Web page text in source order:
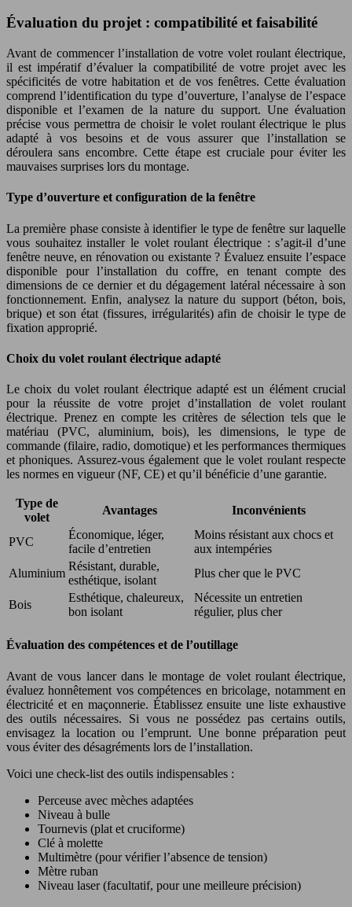
Évaluation du projet : compatibilité et faisabilité
Avant de commencer l’installation de votre volet roulant électrique,
il est impératif d’évaluer la compatibilité de votre projet avec les
spécificités de votre habitation et de vos fenêtres. Cette évaluation
comprend l’identification du type d’ouverture, l’analyse de l’espace
disponible et l’examen de la nature du support. Une évaluation
précise vous permettra de choisir le volet roulant électrique le plus
adapté à vos besoins et de vous assurer que l’installation se
déroulera sans encombre. Cette étape est cruciale pour éviter les
mauvaises surprises lors du montage.
Type d’ouverture et configuration de la fenêtre
La première phase consiste à identifier le type de fenêtre sur laquelle
vous souhaitez installer le volet roulant électrique : s’agit-il d’une
fenêtre neuve, en rénovation ou existante ? Évaluez ensuite l’espace
disponible pour l’installation du coffre, en tenant compte des
dimensions de ce dernier et du dégagement latéral nécessaire à son
fonctionnement. Enfin, analysez la nature du support (béton, bois,
brique) et son état (fissures, irrégularités) afin de choisir le type de
fixation approprié.
Choix du volet roulant électrique adapté
Le choix du volet roulant électrique adapté est un élément crucial
pour la réussite de votre projet d’installation de volet roulant
électrique. Prenez en compte les critères de sélection tels que le
matériau (PVC, aluminium, bois), les dimensions, le type de
commande (filaire, radio, domotique) et les performances thermiques
et phoniques. Assurez-vous également que le volet roulant respecte
les normes en vigueur (NF, CE) et qu’il bénéficie d’une garantie.
Type de
volet
Avantages Inconvénients
PVC
Économique, léger,
facile d’entretien
Moins résistant aux chocs et
aux intempéries
Aluminium
Résistant, durable,
esthétique, isolant
Plus cher que le PVC
Bois
Esthétique, chaleureux,
bon isolant
Nécessite un entretien
régulier, plus cher
Évaluation des compétences et de l’outillage
Avant de vous lancer dans le montage de volet roulant électrique,
évaluez honnêtement vos compétences en bricolage, notamment en
électricité et en maçonnerie. Établissez ensuite une liste exhaustive
des outils nécessaires. Si vous ne possédez pas certains outils,
envisagez la location ou l’emprunt. Une bonne préparation peut
vous éviter des désagréments lors de l’installation.
Voici une check-list des outils indispensables :
Perceuse avec mèches adaptées
Niveau à bulle
Tournevis (plat et cruciforme)
Clé à molette
Multimètre (pour vérifier l’absence de tension)
Mètre ruban
Niveau laser (facultatif, pour une meilleure précision)